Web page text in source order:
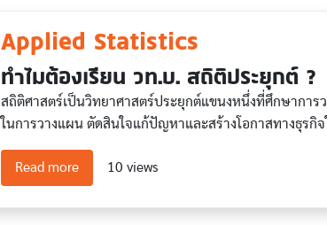
Applied Statistics
ทำไมต้องเรียน วท.บ. สถิติประยุกต์ ?
สถิติศาสตร์เป็นวิทยาศาสตร์ประยุกต์แขนงหนึ่งที่ศึกษาการ
ในการวางแผน ตัดสินใจแก้ปัญหาและสร้างโอกาสทางธุรกิ
Read moreabout Applied Statistics
10 views